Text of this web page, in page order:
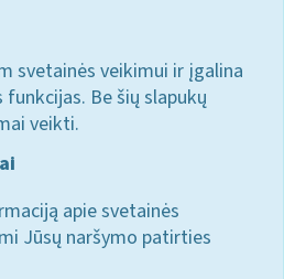
svetainės veikimui ir įgalina
Be šių slapukų
veikti.
apie svetainės
Jūsų naršymo patirties